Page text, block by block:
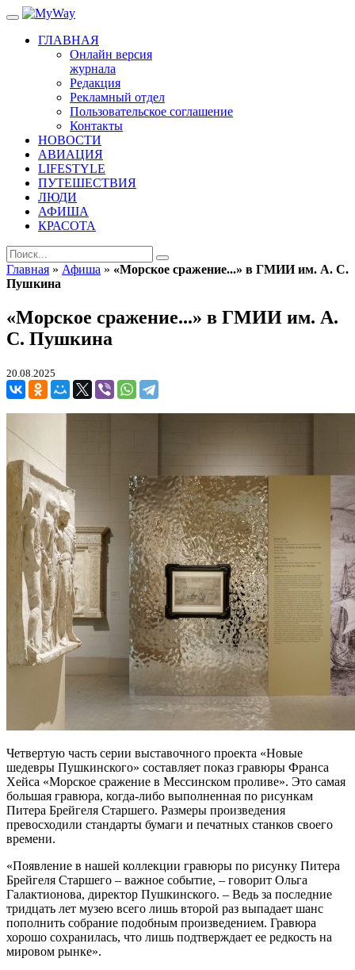
ГЛАВНАЯ
Онлайн версия
журнала
Редакция
Рекламный отдел
Пользовательское соглашение
Контакты
НОВОСТИ
АВИАЦИЯ
LIFESTYLE
ПУТЕШЕСТВИЯ
ЛЮДИ
АФИША
КРАСОТА
Главная » Афиша » «Морское сражение...» в ГМИИ им. А. С.
Пушкина
«Морское сражение...» в ГМИИ им. А.
С. Пушкина
20.08.2025
Четвертую часть серии выставочного проекта «Новые
шедевры Пушкинского» составляет показ гравюры Франса
Хейса «Морское сражение в Мессинском проливе». Это самая
большая гравюра, когда-либо выполненная по рисункам
Питера Брейгеля Старшего. Размеры произведения
превосходили стандарты бумаги и печатных станков своего
времени.
«Появление в нашей коллекции гравюры по рисунку Питера
Брейгеля Старшего – важное событие, – говорит Ольга
Галактионова, директор Пушкинского. – Ведь за последние
тридцать лет музею всего лишь второй раз выпадает шанс
пополнить собрание подобным произведением. Гравюра
хорошо сохранилась, что лишь подтверждает ее редкость на
мировом рынке».